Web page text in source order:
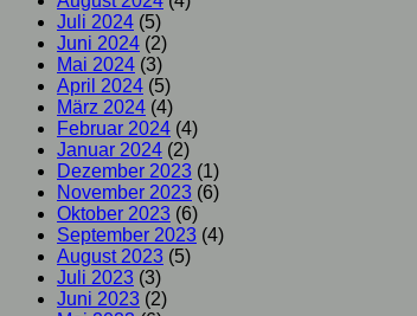
Juli 2024 (5)
Juni 2024 (2)
Mai 2024 (3)
April 2024 (5)
März 2024 (4)
Februar 2024 (4)
Januar 2024 (2)
Dezember 2023 (1)
November 2023 (6)
Oktober 2023 (6)
September 2023 (4)
August 2023 (5)
Juli 2023 (3)
Juni 2023 (2)